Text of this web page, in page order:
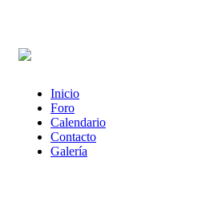
Inicio
Foro
Calendario
Contacto
Galería